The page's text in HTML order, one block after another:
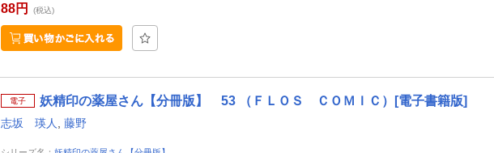
88円 (税込)
電子 妖精印の薬屋さん【分冊版】 53 （ＦＬＯＳ ＣＯＭＩＣ）[電子書籍版]
志坂 瑛人 藤野